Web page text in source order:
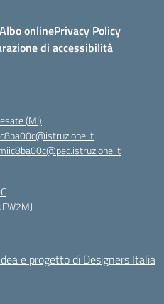
Albo onlinePrivacy Policy
di accessibilità
(MI)
e progetto di Designers Italia